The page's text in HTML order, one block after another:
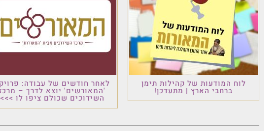
לוח המודעות של קהילות תימן
ברחבי הארץ | מתעדכן!
לאחר חודשים של עבודה:
'המאורשים' יוצא לדרך –
השידוכים שכולם ציפו לו >>>